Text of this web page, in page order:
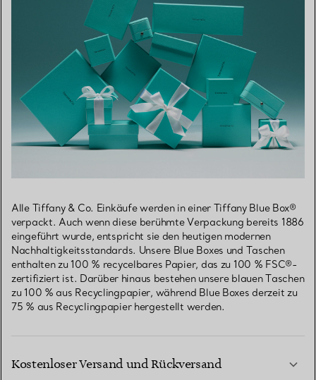
Alle Tiffany & Co. Einkäufe werden in einer Tiffany Blue Box®
verpackt. Auch wenn diese berühmte Verpackung bereits 1886
eingeführt wurde, entspricht sie den heutigen modernen
Nachhaltigkeitsstandards. Unsere Blue Boxes und Taschen
enthalten zu 100 % recycelbares Papier, das zu 100 % FSC®-
zertifiziert ist. Darüber hinaus bestehen unsere blauen Taschen
zu 100 % aus Recyclingpapier, während Blue Boxes derzeit zu
75 % aus Recyclingpapier hergestellt werden.
Kostenloser Versand und Rückversand